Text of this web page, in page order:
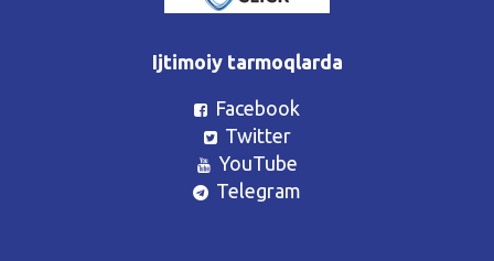
Ijtimoiy tarmoqlarda
Facebook
Twitter
YouTube
Telegram